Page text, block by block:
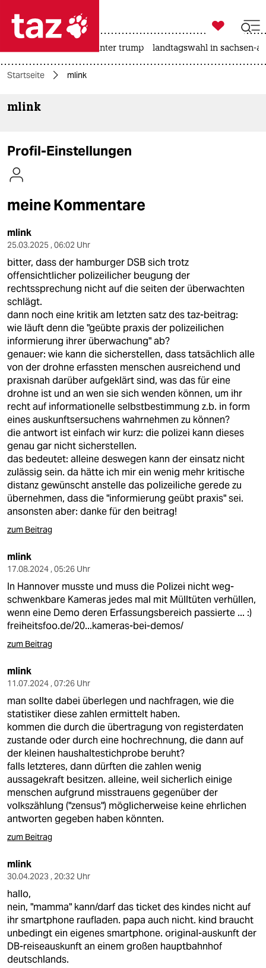

themen
kultur
sport
berlin
nord
wahrheit
verlag
verlag
veranstaltungen
shop
fragen & hilfe
unterstützen
abo
genossenschaft
epaper login

taz zahl ich
usa unter trump landtagswahl in sachsen-
Startseite mlink
mlink
Profil-Einstellungen
meine Kommentare
mlink
25.03.2025 , 06:02 Uhr
bitter, dass der hamburger DSB sich trotz
offensichtlicher polizeilicher beugung der
rechtssprechung nicht auf die seiten der überwachten
schlägt.
dann noch eine kritik am letzten satz des taz-beitrag:
wie läuft denn die "geübte praxis der polizeilichen
informierung ihrer überwachung" ab?
genauer: wie kann die sicherstellen, dass tatsächlich alle
von der drohne erfassten menschen ausreichend und
praxisnah darüber aufgeklärt sind, was das für eine
drohne ist und an wen sie sich wenden können, um ihr
recht auf informationelle selbstbestimmung z.b. in form
eines auskunftsersuchens wahrnehmen zu können?
die antwort ist einfach wir kurz: die polizei kann dieses
genau gar nicht sicherstellen.
das bedeutet: alleine deswegen kann der einsatz nicht
zulässig sein. da hätte ich mir ein wenig mehr kritische
distanz gewünscht anstelle das polizeiliche gerede zu
übernehmen, dass die "informierung geübt praxis" sei.
ansonsten aber: danke für den beitrag!
zum Beitrag
mlink
17.08.2024 , 05:26 Uhr
In Hannover musste und muss die Polizei nicht weg-
schwenkbare Kameras jedes mal mit Mülltüten verhüllen,
wenn eine Demo deren Erfassungsbereich passierte ... :)
freiheitsfoo.de/20...kameras-bei-demos/
zum Beitrag
mlink
11.07.2024 , 07:26 Uhr
man sollte dabei überlegen und nachfragen, wie die
statistiker diese zahlen ermittelt haben.
kommen die durch die übertragung von registerdaten
zustande oder durch eine hochrechnung, die dann auf
der kleinen haushaltestichprobe beruht?
falls letzteres, dann dürften die zahlen wenig
aussagekraft besitzen. alleine, weil sicherlich einige
menschen aufgrund misstrauens gegenüber der
volkszählung ("zensus") möglicherweise keine ehrlichen
antworten gegeben haben könnten.
zum Beitrag
mlink
30.04.2023 , 20:32 Uhr
hallo,
nein, "mamma" kann/darf das ticket des kindes nicht auf
ihr smartphone raufladen. papa auch nicht. kind braucht
unbedingt ein eigenes smartphone. original-auskunft der
DB-reiseauskunft an einem großen hauptbahnhof
deutschlands.